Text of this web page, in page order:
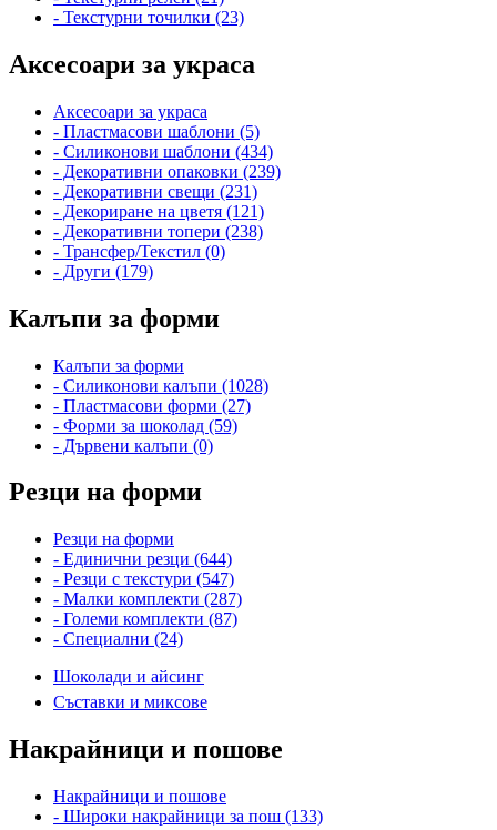
- Текстурни точилки (23)
Аксесоари за украса
Аксесоари за украса
- Пластмасови шаблони (5)
- Силиконови шаблони (434)
- Декоративни опаковки (239)
- Декоративни свещи (231)
- Декориране на цветя (121)
- Декоративни топери (238)
- Трансфер/Текстил (0)
- Други (179)
Калъпи за форми
Калъпи за форми
- Силиконови калъпи (1028)
- Пластмасови форми (27)
- Форми за шоколад (59)
- Дървени калъпи (0)
Резци на форми
Резци на форми
- Единични резци (644)
- Резци с текстури (547)
- Малки комплекти (287)
- Големи комплекти (87)
- Специални (24)
Шоколади и айсинг
Съставки и миксове
Накрайници и пошове
Накрайници и пошове
- Широки накрайници за пош (133)